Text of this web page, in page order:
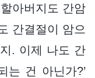
아버지도 간암
간결절이 암으
. 이제 나도 간
는 건 아닌가?’